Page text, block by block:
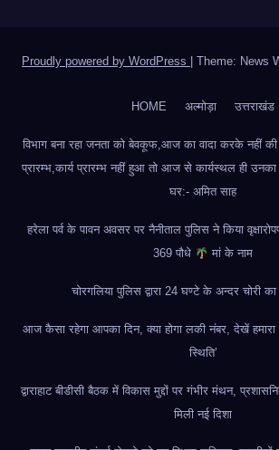
Proudly powered by WordPress Theme: News
HOME अल्मोड़ा उत्तराखंड
विभाग बना रहा जनता को बेवकूफ,आज का वादा करके नहीं की
प्रारम्भ,कार्य प्रारम्भ नहीं हुआ तो आज से कार्यस्थल ही
घर:- अमित साह
हरेला पर्व के पावन अवसर पर नैनीताल पुलिस ने किया
369 पौधे
मां के नाम
चोरगलिया पुलिस द्वारा 24 घण्टे के अन्दर चोरी
आज कैसा रहेगा आपका दिन, क्या होगा लकी नंबर, देखें हमारा
स्थिति’
द्वाराहाट बीडीसी बैठक में विकास मुद्दों पर गंभीर मंथन,
मिली नई दिशा